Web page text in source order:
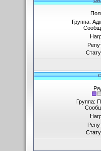
Группа:
Группа: